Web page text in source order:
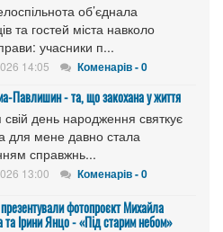
об’єднала
та гостей міста навколо
учасники п...
14:05 Коменарів - 0
Павлишин - та, що закохана у життя
день народження святкує
для мене давно стала
справжнь...
13:00 Коменарів - 0
фотопроєкт Михайла
та Ірини Янцо - «Під старим небом»